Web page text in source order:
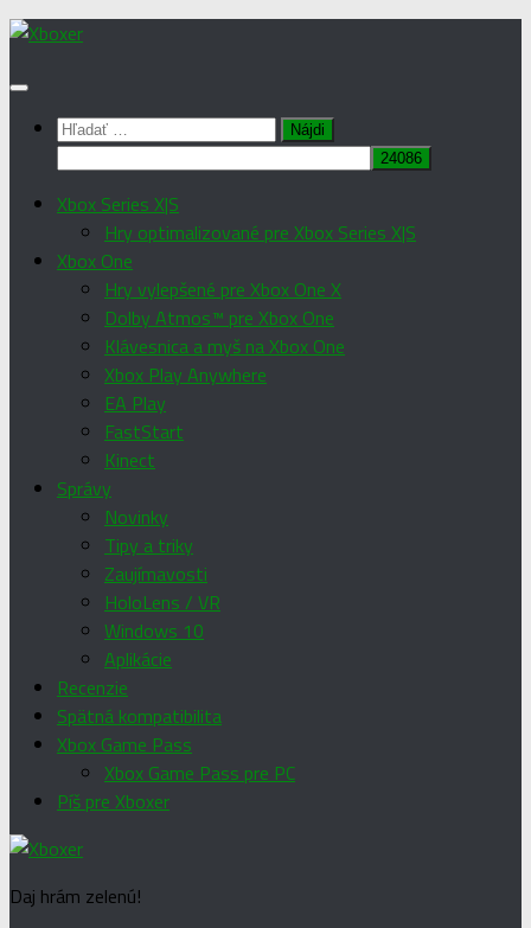
Preskočiť
obsah
Hľadať:
Xbox Series X|S
Hry optimalizované pre Xbox Series X|S
Xbox One
Hry vylepšené pre Xbox One X
Dolby Atmos™ pre Xbox One
Klávesnica a myš na Xbox One
Xbox Play Anywhere
EA Play
FastStart
Kinect
Správy
Novinky
Tipy a triky
Zaujímavosti
HoloLens / VR
Windows 10
Aplikácie
Recenzie
Spätná kompatibilita
Xbox Game Pass
Xbox Game Pass pre PC
Píš pre Xboxer
Daj hrám zelenú!